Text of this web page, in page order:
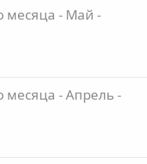
месяца - Май -
месяца - Апрель -